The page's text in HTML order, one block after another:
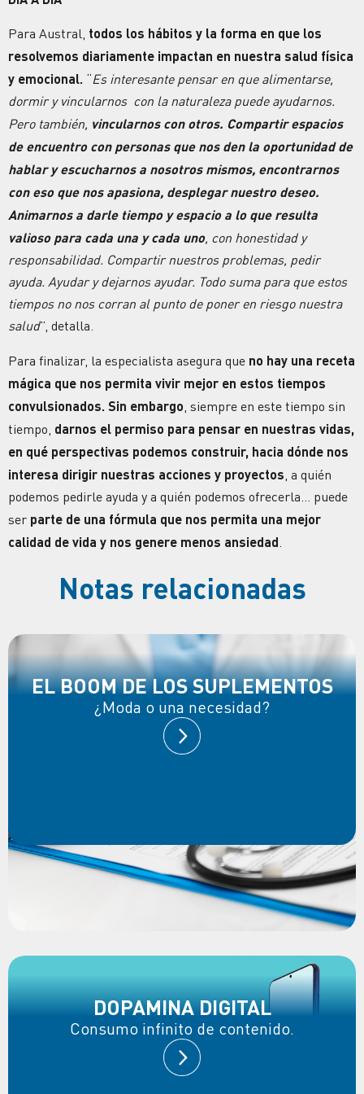
Para Austral, todos los hábitos y la forma en que los
resolvemos diariamente impactan en nuestra salud física
y emocional. “Es interesante pensar en que alimentarse,
dormir y vincularnos con la naturaleza puede ayudarnos.
Pero también, vincularnos con otros. Compartir espacios
de encuentro con personas que nos den la oportunidad de
hablar y escucharnos a nosotros mismos, encontrarnos
con eso que nos apasiona, desplegar nuestro deseo.
Animarnos a darle tiempo y espacio a lo que resulta
valioso para cada una y cada uno, con honestidad y
responsabilidad. Compartir nuestros problemas, pedir
ayuda. Ayudar y dejarnos ayudar. Todo suma para que estos
tiempos no nos corran al punto de poner en riesgo nuestra
salud”, detalla.
Para finalizar, la especialista asegura que no hay una receta
mágica que nos permita vivir mejor en estos tiempos
convulsionados. Sin embargo , siempre en este tiempo sin
tiempo, darnos el permiso para pensar en nuestras vidas,
en qué perspectivas podemos construir, hacia dónde nos
interesa dirigir nuestras acciones y proyectos , a quién
podemos pedirle ayuda y a quién podemos ofrecerla… puede
ser parte de una fórmula que nos permita una mejor
calidad de vida y nos genere menos ansiedad
Notas relacionadas
EL BOOM DE LOS SUPLEMENTOS
¿Moda o una necesidad?
DOPAMINA DIGITAL
Consumo infinito de contenido.